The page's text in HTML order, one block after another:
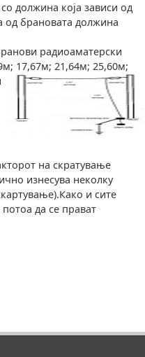
должина која зависи од
од брановата должина
радиоаматерски
17,67м; 21,64м; 25,60м;
на скратување
изнесува неколку
и сите
да се прават